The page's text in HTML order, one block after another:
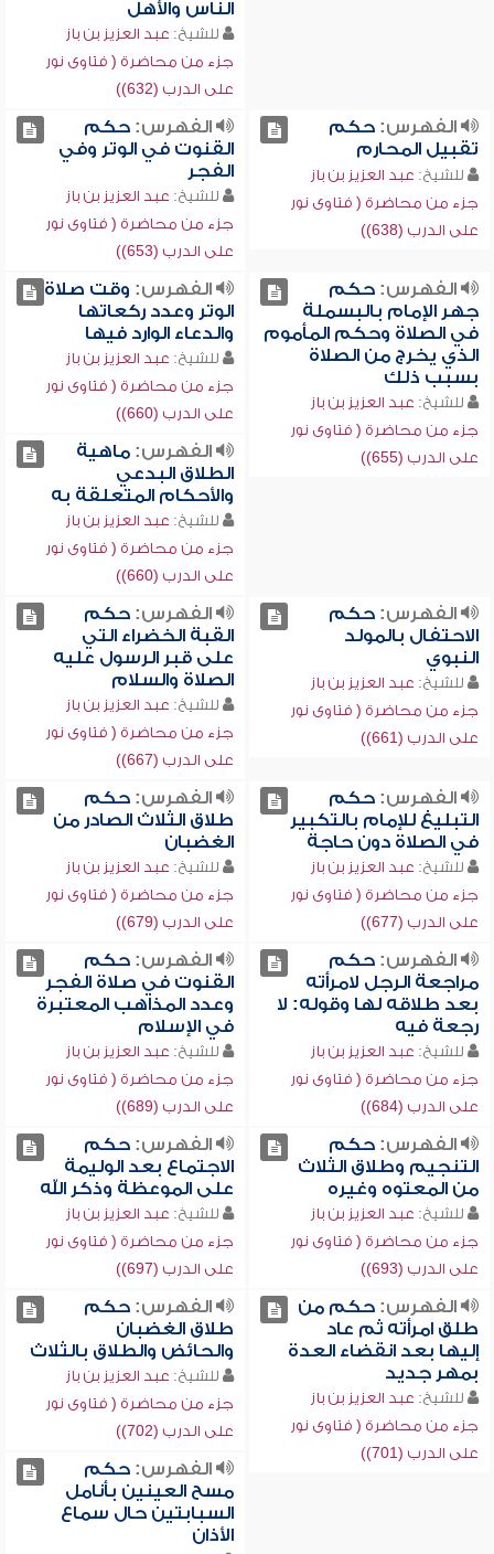
الناس والأهل
للشيخ: عبد العزيز بن باز
جزء من محاضرة ( فتاوى نور
على الدرب (632))
الفهرس:حكم
تقبيل المحارم
للشيخ: عبد العزيز بن باز
جزء من محاضرة ( فتاوى نور
على الدرب (638))
الفهرس:حكم
القنوت في الوتر وفي
الفجر
للشيخ: عبد العزيز بن باز
جزء من محاضرة ( فتاوى نور
على الدرب (653))
الفهرس:حكم
جهر الإمام بالبسملة
في الصلاة وحكم المأموم
الذي يخرج من الصلاة
بسبب ذلك
للشيخ: عبد العزيز بن باز
جزء من محاضرة ( فتاوى نور
على الدرب (655))
الفهرس: وقت صلاة
الوتر وعدد ركعاتها
والدعاء الوارد فيها
للشيخ: عبد العزيز بن باز
جزء من محاضرة ( فتاوى نور
على الدرب (660))
الفهرس:ماهية
الطلاق البدعي
والأحكام المتعلقة به
للشيخ: عبد العزيز بن باز
جزء من محاضرة ( فتاوى نور
على الدرب (660))
الفهرس:حكم
الاحتفال بالمولد
النبوي
للشيخ: عبد العزيز بن باز
جزء من محاضرة ( فتاوى نور
على الدرب (661))
الفهرس:حكم
القبة الخضراء التي
على قبر الرسول عليه
الصلاة والسلام
للشيخ: عبد العزيز بن باز
جزء من محاضرة ( فتاوى نور
على الدرب (667))
الفهرس:حكم
التبليغ للإمام بالتكبير
في الصلاة دون حاجة
للشيخ: عبد العزيز بن باز
جزء من محاضرة ( فتاوى نور
على الدرب (677))
الفهرس:حكم
طلاق الثلاث الصادر من
الغضبان
للشيخ: عبد العزيز بن باز
جزء من محاضرة ( فتاوى نور
على الدرب (679))
الفهرس:حكم
مراجعة الرجل لامرأته
بعد طلاقه لها وقوله: لا
رجعة فيه
للشيخ: عبد العزيز بن باز
جزء من محاضرة ( فتاوى نور
على الدرب (684))
الفهرس:حكم
القنوت في صلاة الفجر
وعدد المذاهب المعتبرة
في الإسلام
للشيخ: عبد العزيز بن باز
جزء من محاضرة ( فتاوى نور
على الدرب (689))
الفهرس:حكم
التنجيم وطلاق الثلاث
من المعتوه وغيره
للشيخ: عبد العزيز بن باز
جزء من محاضرة ( فتاوى نور
على الدرب (693))
الفهرس:حكم
الاجتماع بعد الوليمة
على الموعظة وذكر الله
للشيخ: عبد العزيز بن باز
جزء من محاضرة ( فتاوى نور
على الدرب (697))
الفهرس:حكم من
طلق امرأته ثم عاد
إليها بعد انقضاء العدة
بمهر جديد
للشيخ: عبد العزيز بن باز
جزء من محاضرة ( فتاوى نور
على الدرب (701))
الفهرس:حكم
طلاق الغضبان
والحائض والطلاق بالثلاث
للشيخ: عبد العزيز بن باز
جزء من محاضرة ( فتاوى نور
على الدرب (702))
الفهرس:حكم
مسح العينين بأنامل
السبابتين حال سماع
الأذان